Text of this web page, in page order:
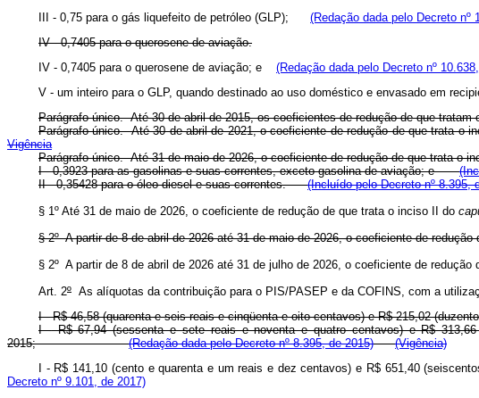
III - 0,75 para o gás liquefeito de petróleo (GLP); (Redação dada pelo Decreto nº
IV - 0,7405 para o querosene de aviação.
IV - 0,7405 para o querosene de aviação; e (Redação dada pelo Decreto nº
V - um inteiro para o GLP, quando destinado ao uso doméstico e envasado em
Parágrafo único. Até 30 de abril de 2015, os coeficientes de redução de que
Parágrafo único. Até 30 de abril de 2021, o coeficiente de redução de que trata o
Vigência
Parágrafo único. Até 31 de maio de 2026, o coeficiente de redução de que trata o
I - 0,3923 para as gasolinas e suas correntes, exceto gasolina de aviação; e
II - 0,35428 para o óleo diesel e suas correntes.(Incluído pelo Decreto nº 8.395,
§ 1º Até 31 de maio de 2026, o coeficiente de redução de que trata o inciso II do
§ 2º A partir de 8 de abril de 2026 até 31 de maio de 2026, o coeficiente de
§ 2º A partir de 8 de abril de 2026 até 31 de julho de 2026, o coeficiente de redução
Art. 2º As alíquotas da contribuição para o PIS/PASEP e da COFINS, com a
I - R$ 46,58 (quarenta e seis reais e cinqüenta e oito centavos) e R$ 215,02
I -R$ 67,94 (sessenta e sete reais e noventa e quatro centavos) e R$
2015; (Redação dada pelo Decreto nº 8.395, de 2015)
(Vigência)
I - R$ 141,10 (cento e quarenta e um reais e dez centavos) e R$ 651,40
Decreto nº 9.101, de 2017)